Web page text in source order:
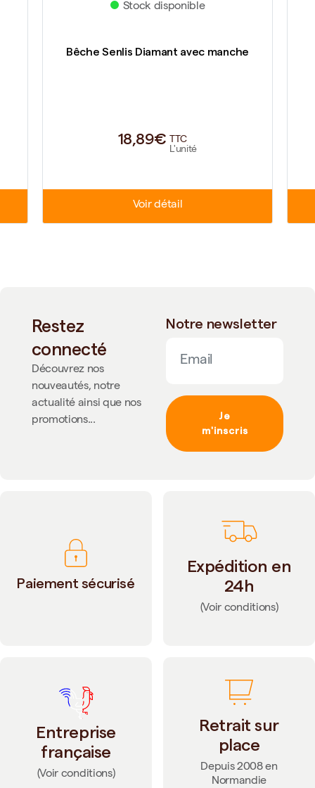
Stock disponible
Bêche Senlis Diamant avec manche
18,89€ TTC
L'unité
Voir détail
Restez
connecté
Découvrez nos
nouveautés, notre
actualité ainsi que nos
promotions...
Notre newsletter
Je
m'inscris
Paiement sécurisé
Expédition en
24h
(Voir conditions)
Entreprise
française
(Voir conditions)
Retrait sur
place
Depuis 2008 en
Normandie